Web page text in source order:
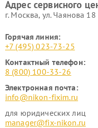
Адрес сервисного
г. Москва, ул. Чаянова 18
Горячая линия:
+7 (495) 023-73-25
Контактный телефон:
8 (800) 100-33-26
Электронная почта:
info@nikon-fixim.ru
для юридических лиц
manager@fix-nikon.ru